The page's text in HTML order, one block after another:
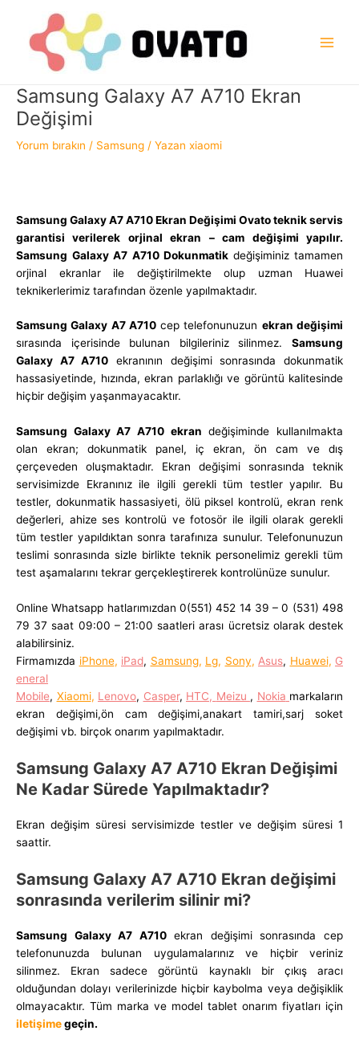
Samsung Galaxy A7 A710 Ekran
Değişimi
Yorum bırakın / Samsung / Yazan xiaomi
Samsung Galaxy A7 A710 Ekran Değişimi Ovato teknik servis
garantisi verilerek orjinal ekran – cam değişimi yapılır.
Samsung Galaxy A7 A710Dokunmatik değişiminiz tamamen
orjinal ekranlar ile değiştirilmekte olup uzman Huawei
teknikerlerimiz tarafından özenle yapılmaktadır.
Samsung Galaxy A7 A710 cep telefonunuzun ekran değişimi
sırasında içerisinde bulunan bilgileriniz silinmez. Samsung
Galaxy A7 A710 ekranının değişimi sonrasında dokunmatik
hassasiyetinde, hızında, ekran parlaklığı ve görüntü kalitesinde
hiçbir değişim yaşanmayacaktır.
Samsung Galaxy A7 A710 ekran değişiminde kullanılmakta
olan ekran; dokunmatik panel, iç ekran, ön cam ve dış
çerçeveden oluşmaktadır. Ekran değişimi sonrasında teknik
servisimizde Ekranınız ile ilgili gerekli tüm testler yapılır. Bu
testler, dokunmatik hassasiyeti, ölü piksel kontrolü, ekran renk
değerleri, ahize ses kontrolü ve fotosör ile ilgili olarak gerekli
tüm testler yapıldıktan sonra tarafınıza sunulur. Telefonunuzun
teslimi sonrasında sizle birlikte teknik personelimiz gerekli tüm
test aşamalarını tekrar gerçekleştirerek kontrolünüze sunulur.
Online Whatsapp hatlarımızdan 0(551) 452 14 39 – 0 (531) 498
79 37 saat 09:00 – 21:00 saatleri arası ücretsiz olarak destek
alabilirsiniz.
Firmamızda iPhone, iPad, Samsung, Lg, Sony, Asus, Huawei, G
eneral
Mobile, Xiaomi, Lenovo, Casper, HTC, Meizu , Nokia markaların
ekran değişimi,ön cam değişimi,anakart tamiri,sarj soket
değişimi vb. birçok onarım yapılmaktadır.
Samsung Galaxy A7 A710 Ekran Değişimi
Ne Kadar Sürede Yapılmaktadır?
Ekran değişim süresi servisimizde testler ve değişim süresi 1
saattir.
Samsung Galaxy A7 A710 Ekran değişimi
sonrasında verilerim silinir mi?
Samsung Galaxy A7 A710 ekran değişimi sonrasında cep
telefonunuzda bulunan uygulamalarınız ve hiçbir veriniz
silinmez. Ekran sadece görüntü kaynaklı bir çıkış aracı
olduğundan dolayı verilerinizde hiçbir kaybolma veya değişiklik
olmayacaktır. Tüm marka ve model tablet onarım fiyatları için
iletişimegeçin.